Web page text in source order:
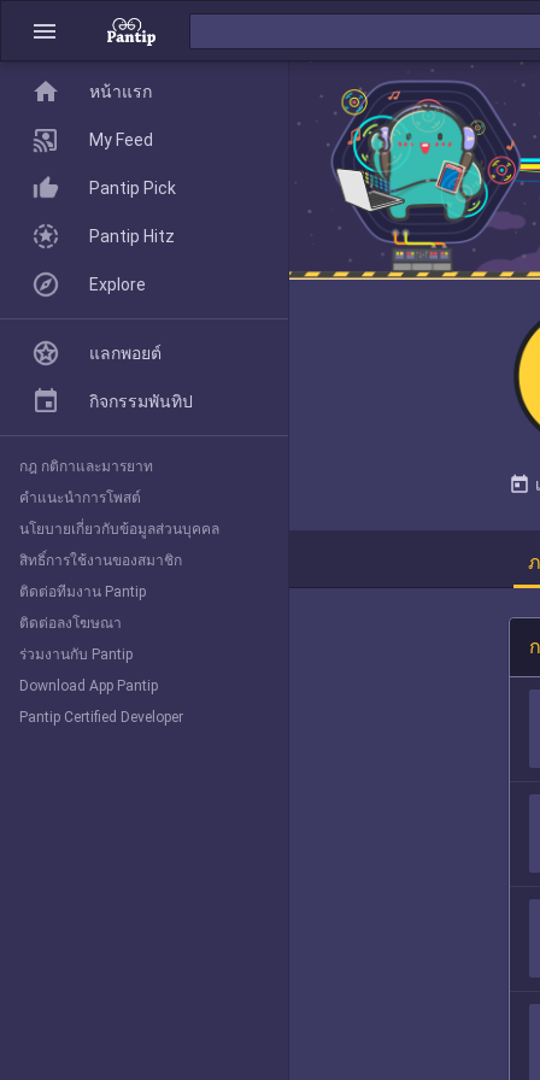
menu
today
home
Pantip Pick
Explore
home หน้าแรก
My Feed
Pantip Pick
Pantip Hitz
Explore
แลกพอยต์
กิจกรรมพันทิป
กฎ กติกาและมารยาท
คำแนะนำการโพสต์
นโยบายเกี่ยวกับข้อมูลส่วนบุคคล
สิทธิ์การใช้งานของสมาชิก
ติดต่อทีมงาน Pantip
ติดต่อลงโฆษณา
ร่วมงานกับ Pantip
Download App Pantip
Pantip Certified Developer